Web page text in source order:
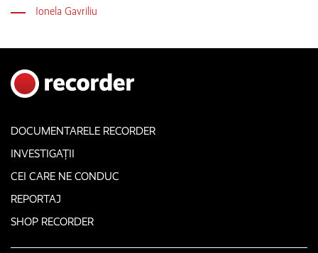
Ionela Gavriliu
DOCUMENTARELE RECORDER
INVESTIGAȚII
CEI CARE NE CONDUC
REPORTAJ
SHOP RECORDER